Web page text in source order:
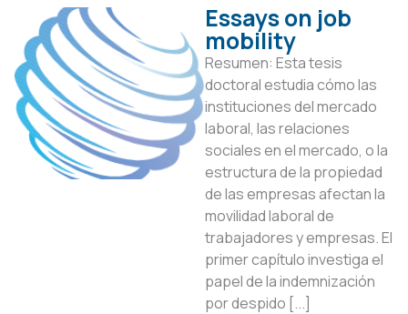
Essays on job
mobility
Resumen: Esta tesis
doctoral estudia cómo las
instituciones del mercado
laboral, las relaciones
sociales en el mercado, o la
estructura de la propiedad
de las empresas afectan la
movilidad laboral de
trabajadores y empresas. El
primer capítulo investiga el
papel de la indemnización
por despido [...]